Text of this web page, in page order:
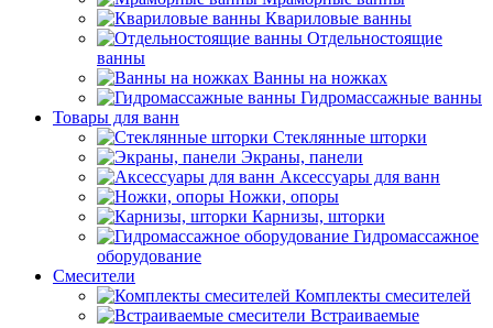
Квариловые ванны
Отдельностоящие
ванны
Ванны на ножках
Гидромассажные ванны
Товары для ванн
Стеклянные шторки
Экраны, панели
Аксессуары для ванн
Ножки, опоры
Карнизы, шторки
Гидромассажное
оборудование
Смесители
Комплекты смесителей
Встраиваемые